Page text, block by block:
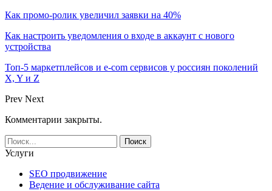
Как промо-ролик увеличил заявки на 40%
Как настроить уведомления о входе в аккаунт с нового
устройства
Топ-5 маркетплейсов и e-com сервисов у россиян поколений
X, Y и Z
Prev Next
Комментарии закрыты.
Услуги
SEO продвижение
Ведение и обслуживание сайта